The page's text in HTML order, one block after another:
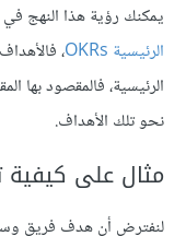
يمكنك رؤية هذا النهج
الرئيسية OKRs
،
الرئيسية، فالمقصود بها
نحو تلك الأهداف.
مثال على كيفية
لنفترض أن هدف فريق